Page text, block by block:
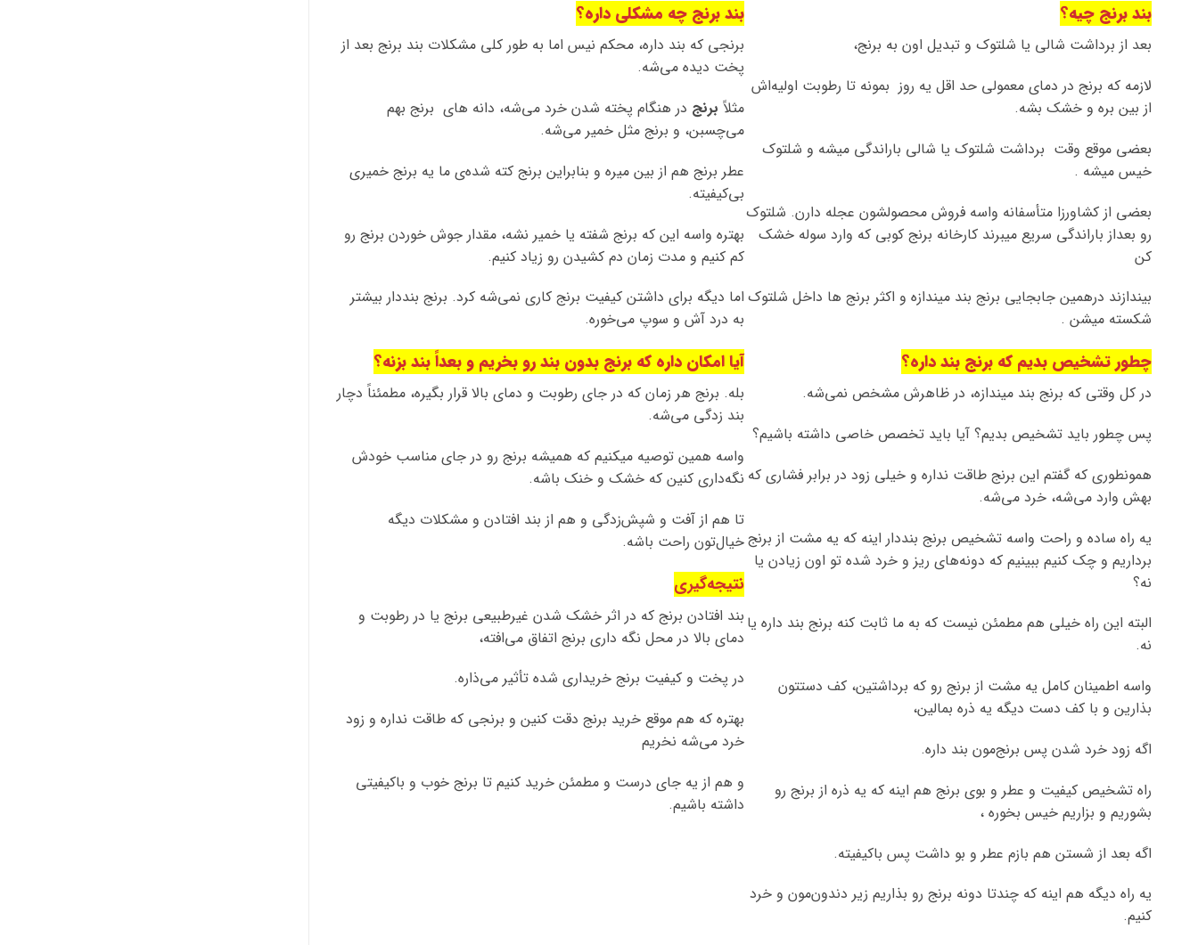
بند برنج چیه؟
بعد از برداشت شالی یا شلتوک و تبدیل اون به برنج،
لازمه که برنج در دمای معمولی حد اقل یه روز بمونه تا رطوبت اولیه‌اش
از بین بره و خشک بشه.
بعضی موقع وقت برداشت شلتوک یا شالی باراندگی میشه و شلتوک
خیس میشه .
بعضی از کشاورزا متأسفانه واسه فروش محصولشون عجله دارن. شلتوک
رو بعداز باراندگی سریع میبرند کارخانه برنج کوبی که وارد سوله خشک
کن
بیندازند درهمین جابجایی برنج بند میندازه و اکثر برنج ها داخل شلتوک
شکسته میشن .
چطور تشخیص بدیم که برنج بند داره؟
در کل وقتی که برنج بند میندازه، در ظاهرش مشخص نمی‌شه.
پس چطور باید تشخیص بدیم؟ آیا باید تخصص خاصی داشته باشیم؟
همونطوری که گفتم این برنج طاقت نداره و خیلی زود در برابر فشاری که
بهش وارد می‌شه، خرد می‌شه.
یه راه ساده و راحت واسه تشخیص برنج بنددار اینه که یه مشت از برنج
برداریم و چک کنیم ببینیم که دونه‌های ریز و خرد شده تو اون زیادن یا
نه؟
البته این راه خیلی هم مطمئن نیست که به ما ثابت کنه برنج بند داره یا
نه.
واسه اطمینان کامل یه مشت از برنج رو که برداشتین، کف دستتون
بذارین و با کف دست دیگه یه ذره بمالین،
اگه زود خرد شدن پس برنج‌مون بند داره.
راه تشخیص کیفیت و عطر و بوی برنج هم اینه که یه ذره از برنج رو
بشوریم و بزاریم خیس بخوره ،
اگه بعد از شستن هم بازم عطر و بو داشت پس باکیفیته.
یه راه دیگه هم اینه که چندتا دونه برنج رو بذاریم زیر دندون‌مون و خرد
کنیم.
بند برنج چه مشکلی داره؟
برنجی که بند داره، محکم نیس اما به طور کلی مشکلات بند برنج بعد از
پخت دیده می‌شه.
مثلاً برنج در هنگام پخته شدن خرد می‌شه، دانه های برنج بهم
می‌چسبن، و برنج مثل خمیر می‌شه.
عطر برنج هم از بین میره و بنابراین برنج کته شده‌ی ما یه برنج خمیری
بی‌کیفیته.
بهتره واسه این که برنج شفته یا خمیر نشه، مقدار جوش خوردن برنج رو
کم کنیم و مدت زمان دم کشیدن رو زیاد کنیم.
اما دیگه برای داشتن کیفیت برنج کاری نمی‌شه کرد. برنج بنددار بیشتر
به درد آش و سوپ می‌خوره.
آیا امکان داره که برنج بدون بند رو بخریم و بعداً بند بزنه؟
بله. برنج هر زمان که در جای رطوبت و دمای بالا قرار بگیره، مطمئناً دچار
بند زدگی می‌شه.
واسه همین توصیه میکنیم که همیشه برنج رو در جای مناسب خودش
نگه‌داری کنین که خشک و خنک باشه.
تا هم از آفت و شپش‌زدگی و هم از بند افتادن و مشکلات دیگه
خیال‌تون راحت باشه.
نتیجه‌گیری
بند افتادن برنج که در اثر خشک شدن غیرطبیعی برنج یا در رطوبت و
دمای بالا در محل نگه داری برنج اتفاق می‌افته،
در پخت و کیفیت برنج خریداری شده تأثیر می‌ذاره.
بهتره که هم موقع خرید برنج دقت کنین و برنجی که طاقت نداره و زود
خرد می‌شه نخریم
و هم از یه جای درست و مطمئن خرید کنیم تا برنج خوب و باکیفیتی
داشته باشیم.